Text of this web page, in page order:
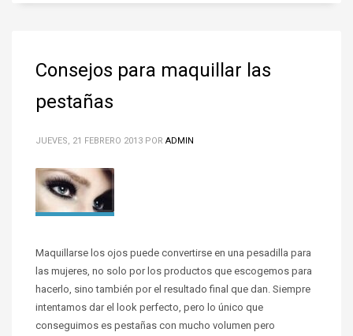
Consejos para maquillar las
pestañas
JUEVES, 21 FEBRERO 2013 POR ADMIN
Maquillarse los ojos puede convertirse en una pesadilla para
las mujeres, no solo por los productos que escogemos para
hacerlo, sino también por el resultado final que dan. Siempre
intentamos dar el look perfecto, pero lo único que
conseguimos es pestañas con mucho volumen pero